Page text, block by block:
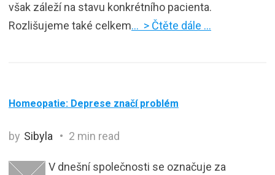
však záleží na stavu konkrétního pacienta.
Rozlišujeme také celkem… > Čtěte dále …
Homeopatie: Deprese značí problém
by Sibyla 2 min read
V dnešní společnosti se označuje za